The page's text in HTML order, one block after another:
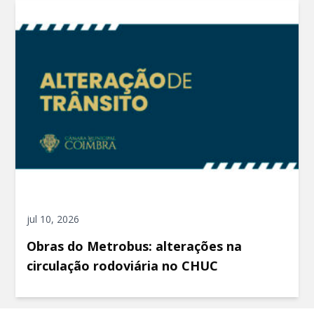
jul 10, 2026
Obras do Metrobus: alterações na
circulação rodoviária no CHUC